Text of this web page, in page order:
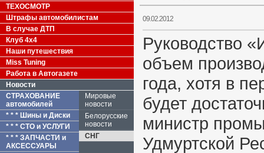
ТЕХОСМОТР
Штрафы автомобилистам
В случае ДТП
Клуб 4x4
Наши путешествия
Miss Tuning
Работа в Автогазете
Новости
СТРАХОВАНИЕ
автомобилей
* * * Шины и Диски
* * * СТО и УСЛУГИ
* * * ЗАПЧАСТИ и
АКСЕССУАРЫ
Мировые
новости
Белорусские
новости
СНГ
09.02.2012
Руководство
объем
года, хотя в
будет
министр
Удмуртской